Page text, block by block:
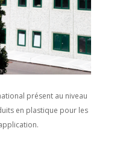
présent au niveau
en plastique pour les